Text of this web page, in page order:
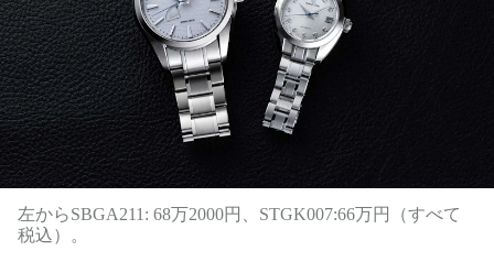
左からSBGA211: 68万2000円、STGK007:66万円（すべて
税込）。